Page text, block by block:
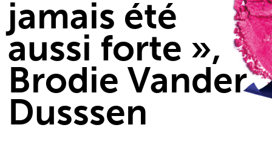
jamais été
aussi forte »,
Brodie Vander
Dusssen